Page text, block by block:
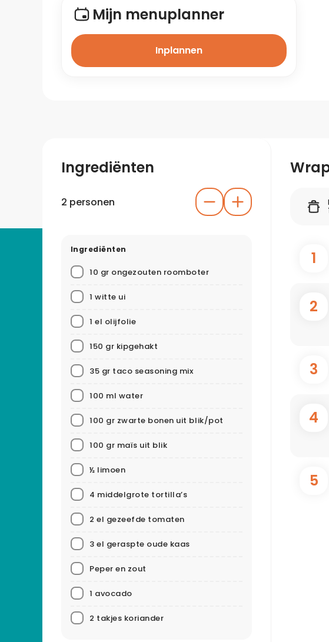
Mijn menuplanner
Inplannen
Ingrediënten
2 personen
Ingrediënten
10 gr ongezouten roomboter
1 witte ui
1 el olijfolie
150 gr kipgehakt
35 gr taco seasoning mix
100 ml water
100 gr zwarte bonen uit blik/pot
100 gr maïs uit blik
½ limoen
4 middelgrote tortilla’s
2 el gezeefde tomaten
3 el geraspte oude kaas
Peper en zout
1 avocado
2 takjes koriander
1
2
3
4
5